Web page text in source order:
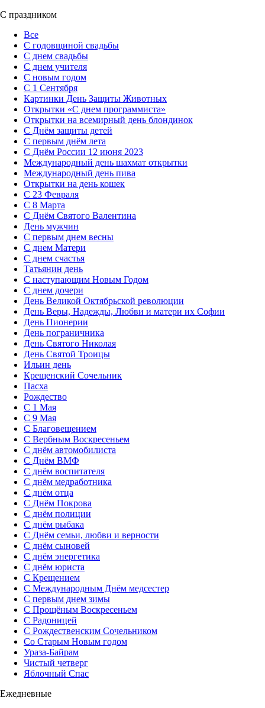
С праздником
Все
С годовщиной свадьбы
С днем свадьбы
С днем учителя
С новым годом
С 1 Сентября
Картинки День Защиты Животных
Открытки «‎С днем программиста»‎
Открытки на всемирный день блондинок
С Днём защиты детей
С первым днём лета
С Днём России 12 июня 2023
Международный день шахмат открытки
Международный день пива
Открытки на день кошек
С 23 Февраля
С 8 Марта
С Днём Святого Валентина
День мужчин
С первым днем весны
С днем Матери
C днем счастья
Татьянин день
C наступающим Новым Годом
C днем дочери
День Великой Октябрьской революции
День Веры, Надежды, Любви и матери их Софии
День Пионерии
День пограничника
День Святого Николая
День Святой Троицы
Ильин день
Крещенский Сочельник
Пасха
Рождество
С 1 Мая
С 9 Мая
С Благовещением
С Вербным Воскресеньем
С днём автомобилиста
С Днём ВМФ
С днём воспитателя
С днём медработника
С днём отца
С Днём Покрова
С днём полиции
С днём рыбака
С Днём семьи, любви и верности
С днём сыновей
С днём энергетика
С днём юриста
С Крещением
С Международным Днём медсестер
С первым днем зимы
С Прощёным Воскресеньем
С Радоницей
С Рождественским Сочельником
Со Старым Новым годом
Ураза-Байрам
Чистый четверг
Яблочный Спас
Ежедневные